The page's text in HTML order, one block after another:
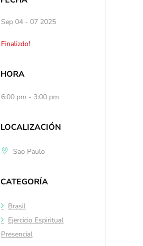
Sep 04 - 07 2025
Finalizdo!
HORA
6:00 pm - 3:00 pm
LOCALIZACIÓN
Sao Paulo
CATEGORÍA
Brasil
Ejercicio Espiritual
Presencial